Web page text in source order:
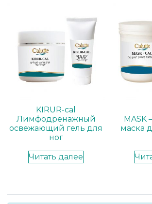
KIRUR-cal
Лимфодренажный
освежающий гель для
ног
Читать далее
MASK
маска